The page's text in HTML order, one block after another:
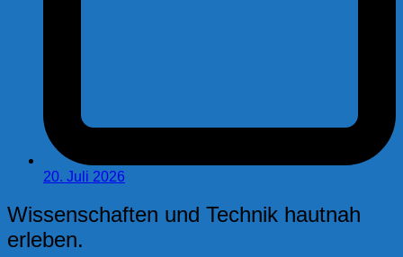
20. Juli 2026
Wissenschaften und Technik hautnah
erleben.